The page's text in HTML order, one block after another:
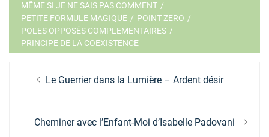
MÊME SI JE NE SAIS PAS COMMENT /
PETITE FORMULE MAGIQUE / POINT ZERO /
POLES OPPOSÉS COMPLEMENTAIRES /
PRINCIPE DE LA COEXISTENCE
Navigation
Previous
Le Guerrier dans la Lumière – Ardent désir
Next
Cheminer avec l’Enfant-Moi d’Isabelle Padovani